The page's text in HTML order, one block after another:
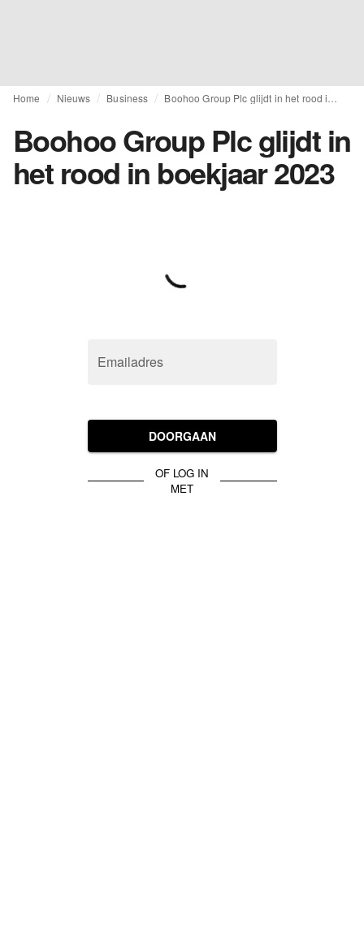
Home Nieuws Business
Boohoo Group Plc glijdt in
het rood in boekjaar 2023
Emailadres
DOORGAAN
OF LOG IN
MET